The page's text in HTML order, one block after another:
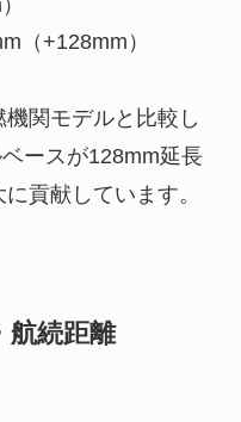
（+128mm）
関モデルと比較し
ースが128mm延長
貢献しています。
航続距離